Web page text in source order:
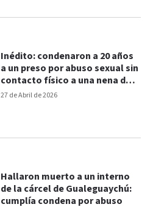
27 de Abril de 2026
Inédito: condenaron a 20 años
a un preso por abuso sexual sin
contacto físico a una nena de
12 años
Hallaron muerto a un interno
de la cárcel de Gualeguaychú:
cumplía condena por abuso